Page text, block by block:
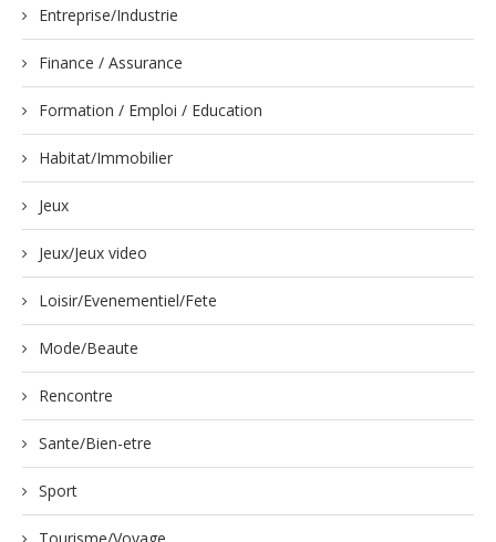
Entreprise/Industrie
Finance / Assurance
Formation / Emploi / Education
Habitat/Immobilier
Jeux
Jeux/Jeux video
Loisir/Evenementiel/Fete
Mode/Beaute
Rencontre
Sante/Bien-etre
Sport